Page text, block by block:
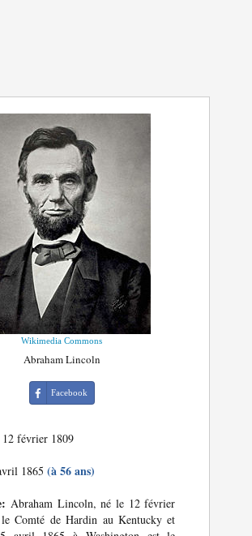
Wikimedia Commons
Abraham Lincoln
Facebook
12 février 1809
1865(à 56 ans)
Abraham Lincoln, né le 12 février
le Comté de Hardin au Kentucky et